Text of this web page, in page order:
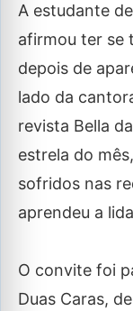
A estudante
afirmou ter se
depois de
lado da
revista Bella
estrela do
sofridos nas
aprendeu a
O convite foi
Duas Caras,